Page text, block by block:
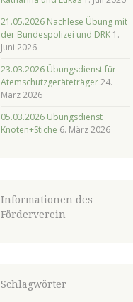
21.05.2026 Nachlese Übung mit
der Bundespolizei und DRK 1.
Juni 2026
23.03.2026 Übungsdienst für
Atemschutzgeräteträger 24.
März 2026
05.03.2026 Übungsdienst
Knoten+Stiche 6. März 2026
Informationen des
Förderverein
Schlagwörter